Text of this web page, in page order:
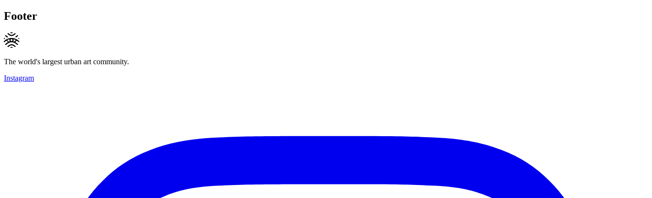
Footer
The world's largest urban art community.
Instagram